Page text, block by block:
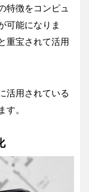
特徴をコンピュ
可能になりま
重宝されて活用
活用されている
す。